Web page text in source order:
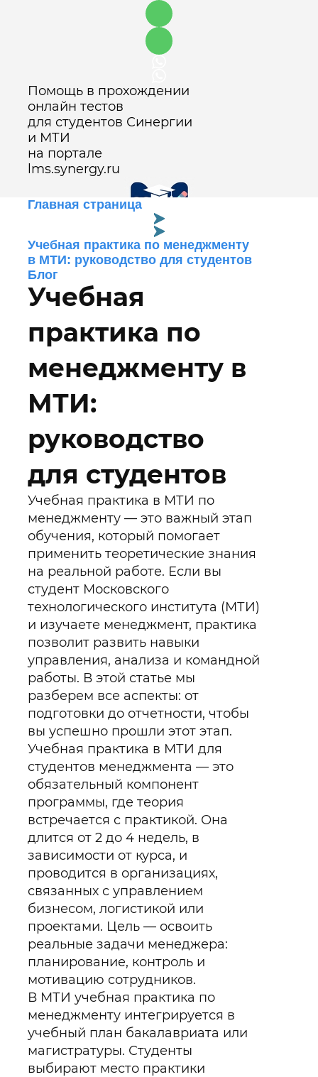
Помощь в прохождении
онлайн тестов
для студентов Синергии
и МТИ
на портале
lms.synergy.ru
Оставить заявку
Главная страница
Учебная практика по менеджменту
в МТИ: руководство для студентов
Блог
Учебная
практика по
менеджменту в
МТИ:
руководство
для студентов
Учебная практика в МТИ по
менеджменту — это важный этап
обучения, который помогает
применить теоретические знания
на реальной работе. Если вы
студент Московского
технологического института (МТИ)
и изучаете менеджмент, практика
позволит развить навыки
управления, анализа и командной
работы. В этой статье мы
разберем все аспекты: от
подготовки до отчетности, чтобы
вы успешно прошли этот этап.
Учебная практика в МТИ для
студентов менеджмента — это
обязательный компонент
программы, где теория
встречается с практикой. Она
длится от 2 до 4 недель, в
зависимости от курса, и
проводится в организациях,
связанных с управлением
бизнесом, логистикой или
проектами. Цель — освоить
реальные задачи менеджера:
планирование, контроль и
мотивацию сотрудников.
В МТИ учебная практика по
менеджменту интегрируется в
учебный план бакалавриата или
магистратуры. Студенты
выбирают место практики